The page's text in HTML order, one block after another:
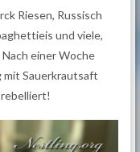
Riesen, Russisch
und viele,
einer Woche
mit Sauerkrautsaft